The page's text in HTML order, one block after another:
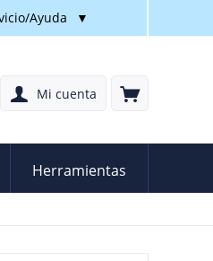
Ayuda ▼
Mi cuenta
Herramientas